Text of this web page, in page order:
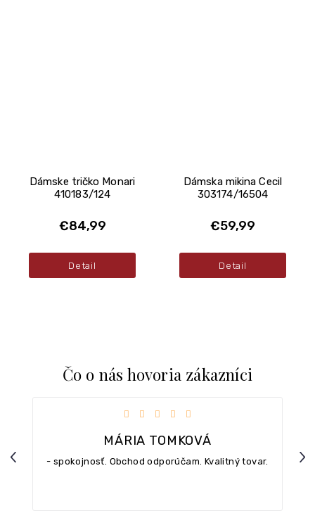
Dámske tričko Monari
410183/124
€84,99
Detail
Dámska mikina Cecil
303174/16504
€59,99
Detail
Čo o nás hovoria zákazníci
Previous
MÁRIA TOMKOVÁ
Hodnotenie obchodu je 5 z 5 hviezdičiek.
- spokojnosť. Obchod odporúčam. Kvalitný tovar.